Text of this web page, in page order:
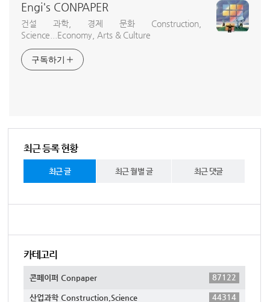
Engi's CONPAPER
건설 과학, 경제 문화 Construction,
Science...Economy, Arts & Culture
구독하기
최근 등록 현황
최근 글 최근 월별 글 최근 댓글
카테고리
콘페이퍼 Conpaper 87122
산업과학 Construction,Science
44314